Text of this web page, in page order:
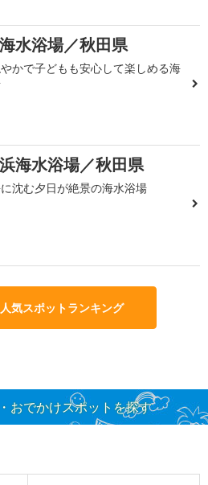
水浴場／秋田県
かで子どもも安心して楽しめる海
海水浴場／秋田県
沈む夕日が絶景の海水浴場
気スポットランキング
おでかけスポットを探す